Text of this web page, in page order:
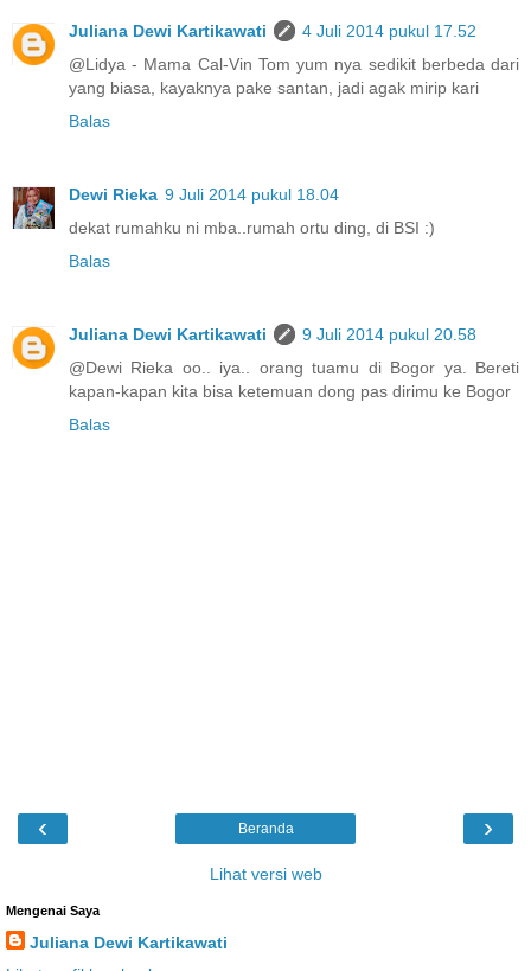
Juliana Dewi Kartikawati
4 Juli 2014 pukul 17.52
@Lidya - Mama Cal-Vin Tom yum nya sedikit berbeda dari
yang biasa, kayaknya pake santan, jadi agak mirip kari
Balas
Dewi Rieka 9 Juli 2014 pukul 18.04
dekat rumahku ni mba..rumah ortu ding, di BSI :)
Balas
Juliana Dewi Kartikawati
9 Juli 2014 pukul 20.58
@Dewi Rieka oo.. iya.. orang tuamu di Bogor ya. Bereti
kapan-kapan kita bisa ketemuan dong pas dirimu ke Bogor
Balas
‹ ›
Beranda
Lihat versi web
Mengenai Saya
Juliana Dewi Kartikawati